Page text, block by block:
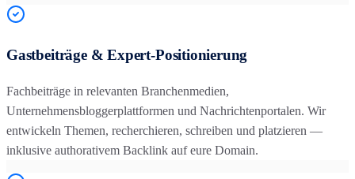
Gastbeiträge & Expert-Positionierung
Fachbeiträge in relevanten Branchenmedien,
Unternehmensbloggerplattformen und Nachrichtenportalen. Wir
entwickeln Themen, recherchieren, schreiben und platzieren —
inklusive authorativem Backlink auf eure Domain.